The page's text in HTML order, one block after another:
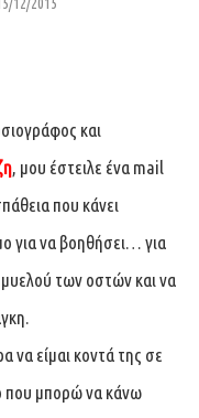
και
, μου έστειλε ένα mail
που κάνει
για να βοηθήσει… για
των οστών και να
να είμαι κοντά της σε
που μπορώ να κάνω